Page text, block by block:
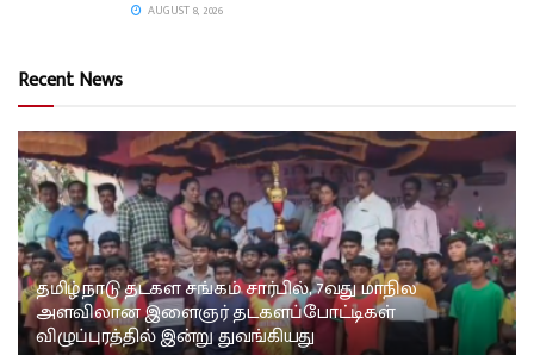
AUGUST 8, 2026
Recent News
தமிழ்நாடு தடகள சங்கம் சார்பில், 7வது மாநில
அளவிலான இளைஞர் தடகளப்போட்டிகள்
விழுப்புரத்தில் இன்று துவங்கியது